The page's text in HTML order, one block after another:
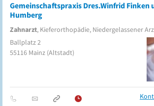
Gemeinschaftspraxis Dres.Winfrid Finken
Humberg
Zahnarzt, Kieferorthopädie, Niedergelassener
Ballplatz 2
55116 Mainz (Altstadt)